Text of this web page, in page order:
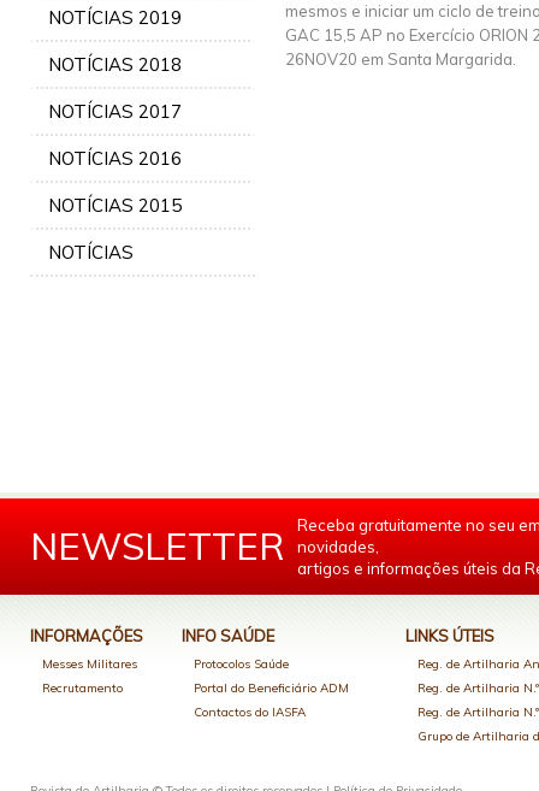
NOTÍCIAS 2019
NOTÍCIAS 2018
NOTÍCIAS 2017
NOTÍCIAS 2016
NOTÍCIAS 2015
NOTÍCIAS
mesmos e iniciar um ciclo de
GAC 15,5 AP no Exercício
26NOV20 em Santa Margarida.
NEWSLETTER
Receba gratuitamente no seu
novidades,
artigos e informações úteis da
INFORMAÇÕES
Messes Militares
Recrutamento
INFO SAÚDE
Protocolos Saúde
Portal do Beneficiário ADM
Contactos do IASFA
LINKS ÚTEIS
Reg. de Artilharia
Reg. de Artilharia
Reg. de Artilharia
Grupo de Artilharia